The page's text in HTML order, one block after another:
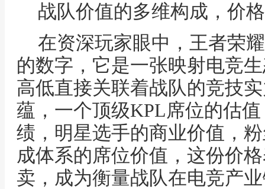
战队价值的多维构成，价
在资深玩家眼中，王者荣
的数字，它是一张映射电竞
高低直接关联着战队的竞技
蕴，一个顶级KPL席位的估
绩，明星选手的商业价值，
成体系的席位价值，这份价
卖，成为衡量战队在电竞产